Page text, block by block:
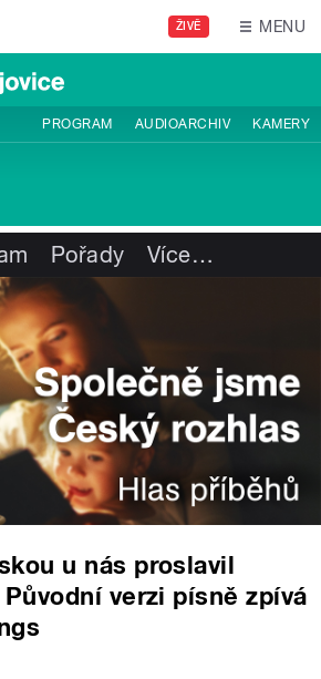
ŽIVĚ MENU
PROGRAM AUDIOARCHIV KAMERY
Pořady Více…
u nás proslavil
verzi písně zpívá